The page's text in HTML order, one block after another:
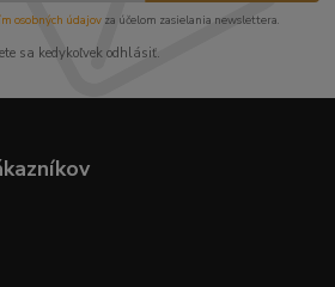
osobných údajov za účelom zasielania newslettera.
sa kedykoľvek odhlásiť.